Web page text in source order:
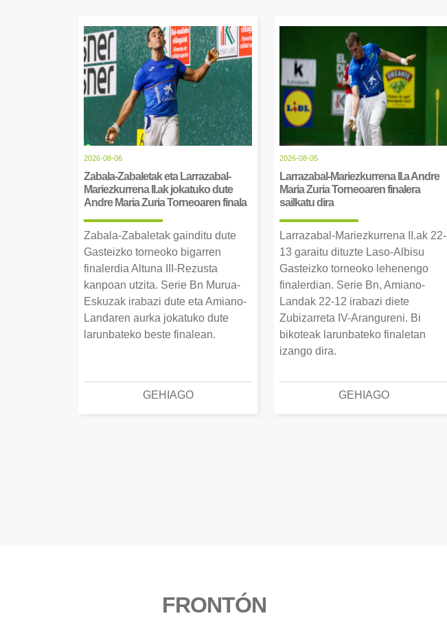
2026-08-06
Zabala-Zabaletak eta Larrazabal-
Mariezkurrena II.ak jokatuko dute
Andre Maria Zuria Torneoaren finala
Zabala-Zabaletak gainditu dute
Gasteizko torneoko bigarren
finalerdia Altuna III-Rezusta
kanpoan utzita. Serie Bn Murua-
Eskuzak irabazi dute eta Amiano-
Landaren aurka jokatuko dute
larunbateko beste finalean.
GEHIAGO
2026-08-05
Larrazabal-Mariezkurrena II.a Andre
Maria Zuria Torneoaren finalera
sailkatu dira
Larrazabal-Mariezkurrena II.ak 22-
13 garaitu dituzte Laso-Albisu
Gasteizko torneoko lehenengo
finalerdian. Serie Bn, Amiano-
Landak 22-12 irabazi diete
Zubizarreta IV-Arangureni. Bi
bikoteak larunbateko finaletan
izango dira.
GEHIAGO
FRONTÓN